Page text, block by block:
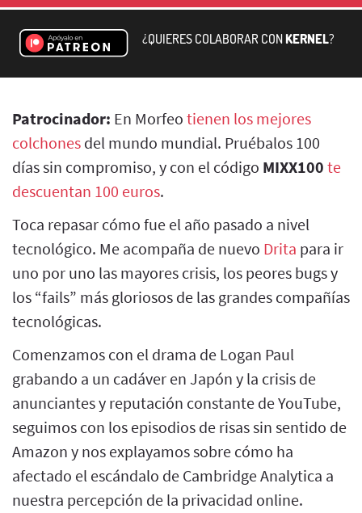
¿QUIERES COLABORAR CONKERNEL?
Patrocinador: En Morfeo tienen los mejores
colchones del mundo mundial. Pruébalos 100
días sin compromiso, y con el código MIXX100 te
descuentan 100 euros.
Toca repasar cómo fue el año pasado a nivel
tecnológico. Me acompaña de nuevo Drita para ir
uno por uno las mayores crisis, los peores bugs y
los “fails” más gloriosos de las grandes compañías
tecnológicas.
Comenzamos con el drama de Logan Paul
grabando a un cadáver en Japón y la crisis de
anunciantes y reputación constante de YouTube,
seguimos con los episodios de risas sin sentido de
Amazon y nos explayamos sobre cómo ha
afectado el escándalo de Cambridge Analytica a
nuestra percepción de la privacidad online.